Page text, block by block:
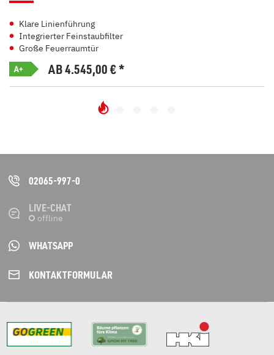
Klare Linienführung
Integrierter Feinstaubfilter
Große Feuerraumtür
A+ AB 4.545,00€*
02065-997-0
LIVE-CHAT
WHATSAPP
KONTAKT­FORMULAR